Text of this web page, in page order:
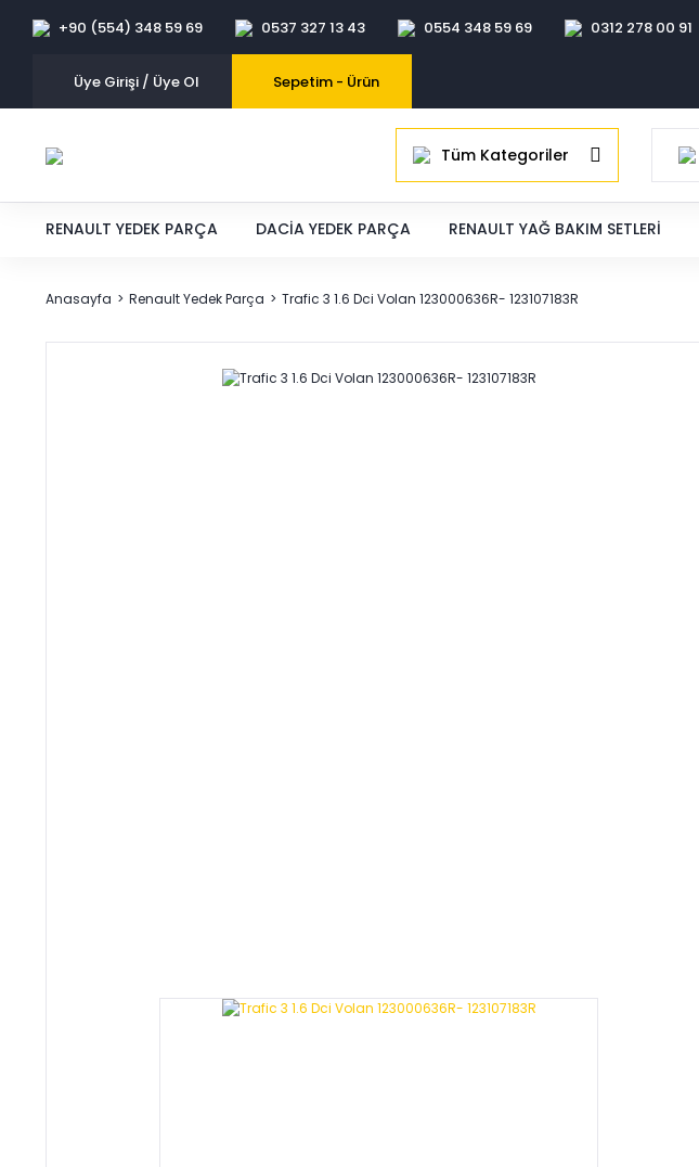
+90 (554) 348 59 69 0537 327 13 43 0554 348 59 69 0312 278 00 91
Üye Girişi / Üye Ol Sepetim - Ürün
Tüm Kategoriler
RENAULT YEDEK PARÇA DACIA YEDEK PARÇA RENAULT YAĞ BAKIM SETLERI
Anasayfa Renault Yedek Parça Trafic 3 1.6 Dci Volan 123000636R- 123107183R